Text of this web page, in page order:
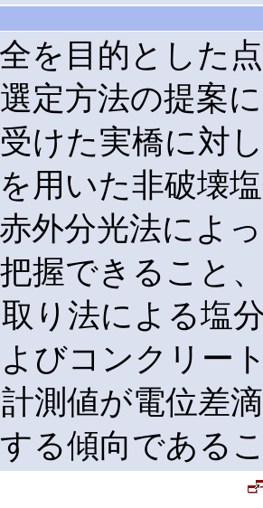
を目的とした
定方法の提案
けた実橋に対
用いた非破壊
外分光法によ
握できること
り法による塩
びコンクリー
測値が電位差
る傾向である